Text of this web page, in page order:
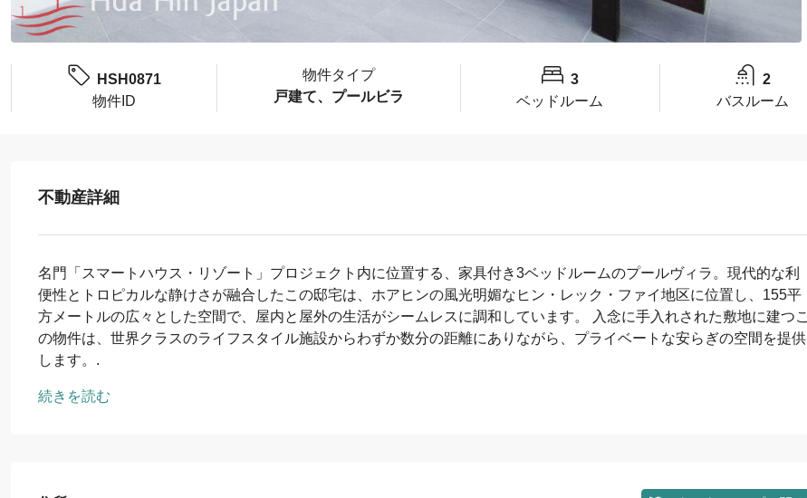
HSH0871
物件ID
物件タイプ
戸建て、プールビラ
3
ベッドルーム
2
バスルーム
不動産詳細
名門「スマートハウス・リゾート」プロジェクト内に位置する、家具付き3ベッドルームのプールヴィラ。現代的な利
便性とトロピカルな静けさが融合したこの邸宅は、ホアヒンの風光明媚なヒン・レック・ファイ地区に位置し、155平
方メートルの広々とした空間で、屋内と屋外の生活がシームレスに調和しています。 入念に手入れされた敷地に建つこ
の物件は、世界クラスのライフスタイル施設からわずか数分の距離にありながら、プライベートな安らぎの空間を提供
します。.
続きを読む